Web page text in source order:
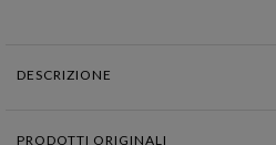
DESCRIZIONE
PRODOTTI ORIGINALI